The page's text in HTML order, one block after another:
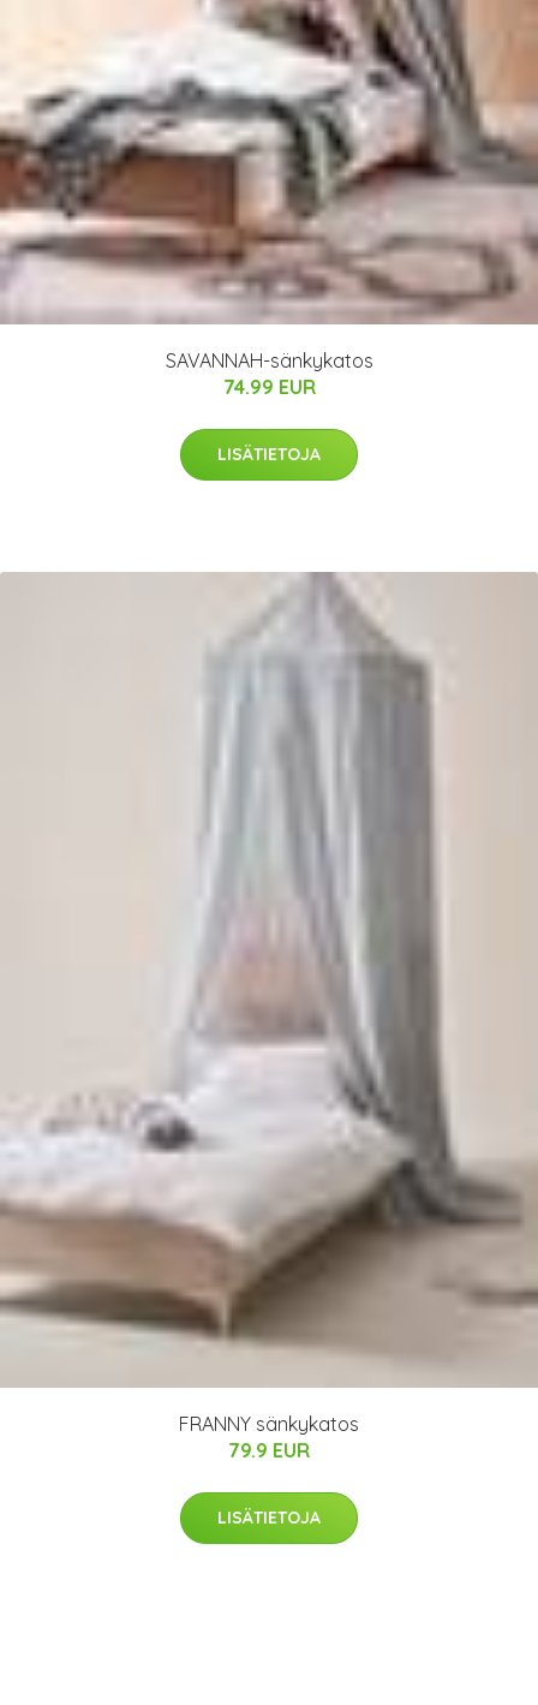
SAVANNAH-sänkykatos
74.99 EUR
LISÄTIETOJA
FRANNY sänkykatos
79.9 EUR
LISÄTIETOJA